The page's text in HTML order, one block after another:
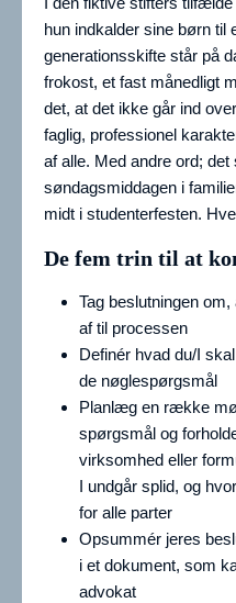
hun indkalder sine børn
generationsskifte står på
frokost, et fast månedligt
det, at det ikke går ind
faglig, professionel
af alle. Med andre ord;
søndagsmiddagen i
midt i studenterfesten.
De fem trin til at
Tag beslutningen
af til processen
Definér hvad du/I
de nøglespørgsmål
Planlæg en række
spørgsmål og
virksomhed eller
I undgår splid, og
for alle parter
Opsummér jeres
i et dokument, som
advokat